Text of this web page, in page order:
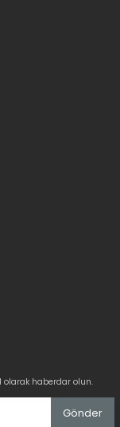
olarak haberdar olun.
Gönder